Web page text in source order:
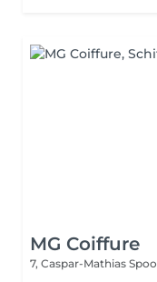
MG Coiffure
7, Caspar-Mathias Spoo